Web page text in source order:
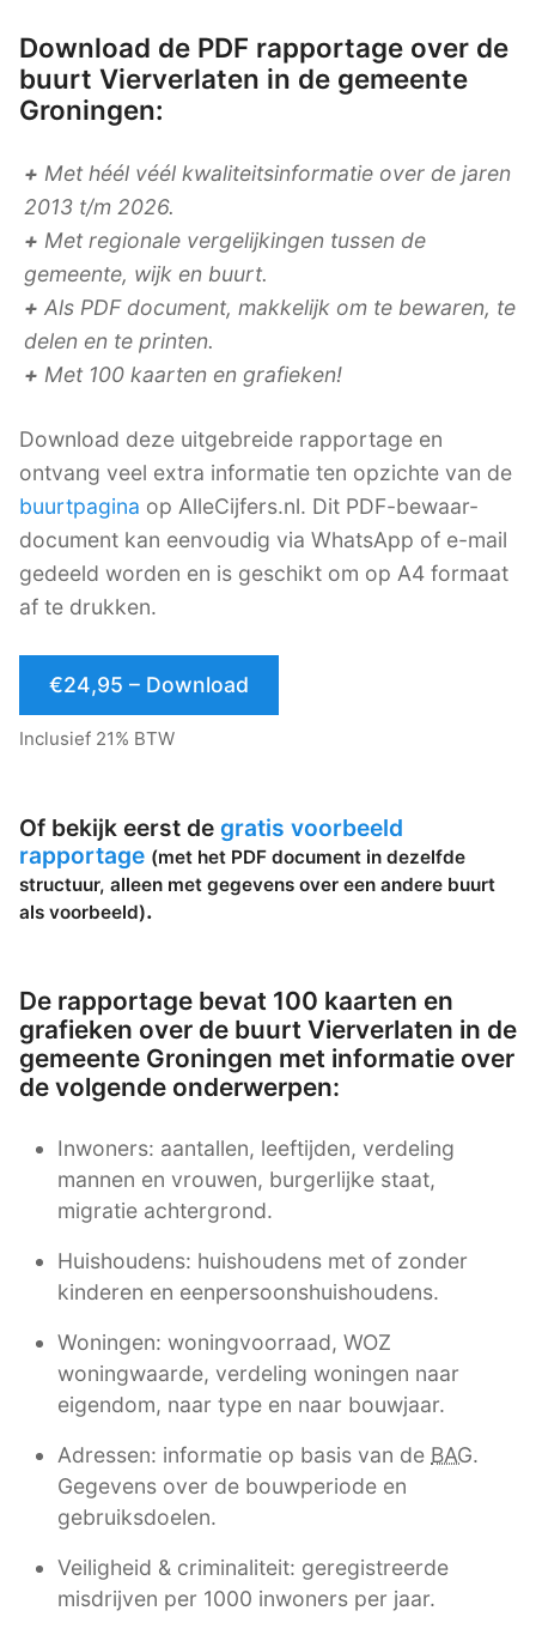
Download de PDF rapportage over de
buurt Vierverlaten in de gemeente
Groningen:
+ Met héél véél kwaliteitsinformatie over de jaren
2013 t/m 2026.
+ Met regionale vergelijkingen tussen de
gemeente, wijk en buurt.
+ Als PDF document, makkelijk om te bewaren, te
delen en te printen.
+ Met 100 kaarten en grafieken!
Download deze uitgebreide rapportage en
ontvang veel extra informatie ten opzichte van de
buurtpagina op AlleCijfers.nl. Dit PDF-bewaar-
document kan eenvoudig via WhatsApp of e-mail
gedeeld worden en is geschikt om op A4 formaat
af te drukken.
€24,95 – Download
Inclusief 21% BTW
Of bekijk eerst de gratis voorbeeld
rapportage (met het PDF document in dezelfde
structuur, alleen met gegevens over een andere buurt
als voorbeeld).
De rapportage bevat 100 kaarten en
grafieken over de buurt Vierverlaten in de
gemeente Groningen met informatie over
de volgende onderwerpen:
Inwoners: aantallen, leeftijden, verdeling
mannen en vrouwen, burgerlijke staat,
migratie achtergrond.
Huishoudens: huishoudens met of zonder
kinderen en eenpersoonshuishoudens.
Woningen: woningvoorraad, WOZ
woningwaarde, verdeling woningen naar
eigendom, naar type en naar bouwjaar.
Adressen: informatie op basis van de BAG.
Gegevens over de bouwperiode en
gebruiksdoelen.
Veiligheid & criminaliteit: geregistreerde
misdrijven per 1000 inwoners per jaar.